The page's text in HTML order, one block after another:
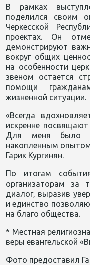
В рамках
поделился своим
Черкесской
проектах. Он
демонстрируют
вокруг общих
на особенности
звеном остается
помощи
жизненной ситуации.
«Всегда
искренне
Для меня было
накопленным
Гарик Кургинян.
По итогам
организаторам за
диалог, выразив
и единство
на благо общества.
* Местная
веры евангельской
Фото предоставил